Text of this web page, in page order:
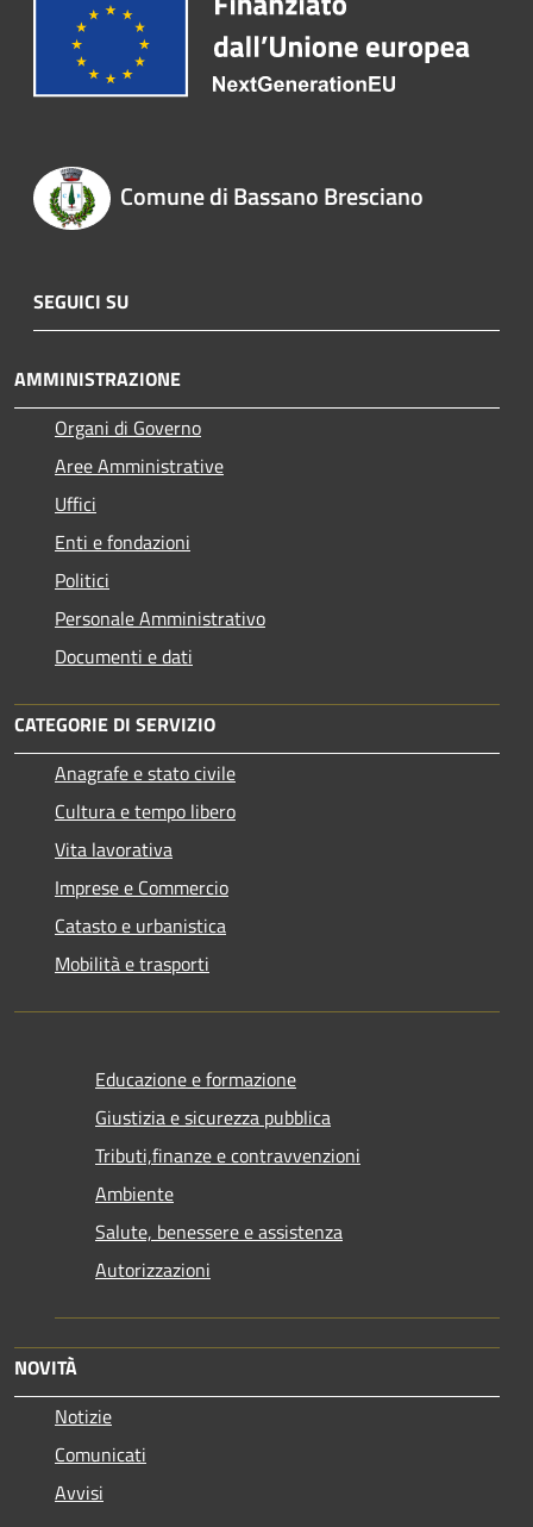
Comune di Bassano Bresciano
SEGUICI SU
AMMINISTRAZIONE
Organi di Governo
Aree Amministrative
Uffici
Enti e fondazioni
Politici
Personale Amministrativo
Documenti e dati
CATEGORIE DI SERVIZIO
Anagrafe e stato civile
Cultura e tempo libero
Vita lavorativa
Imprese e Commercio
Catasto e urbanistica
Mobilità e trasporti
Educazione e formazione
Giustizia e sicurezza pubblica
Tributi,finanze e contravvenzioni
Ambiente
Salute, benessere e assistenza
Autorizzazioni
NOVITÀ
Notizie
Comunicati
Avvisi